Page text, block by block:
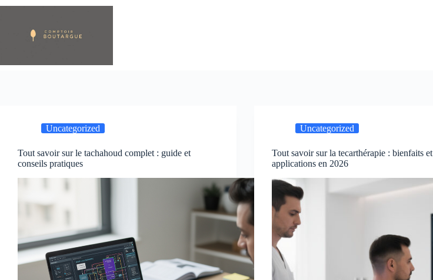
Passer
Uncategorized
Tout savoir sur le tachahoud complet : guide et
conseils pratiques
Uncategorized
Tout savoir sur la tecarthérapie : bienfaits et
applications en 2026